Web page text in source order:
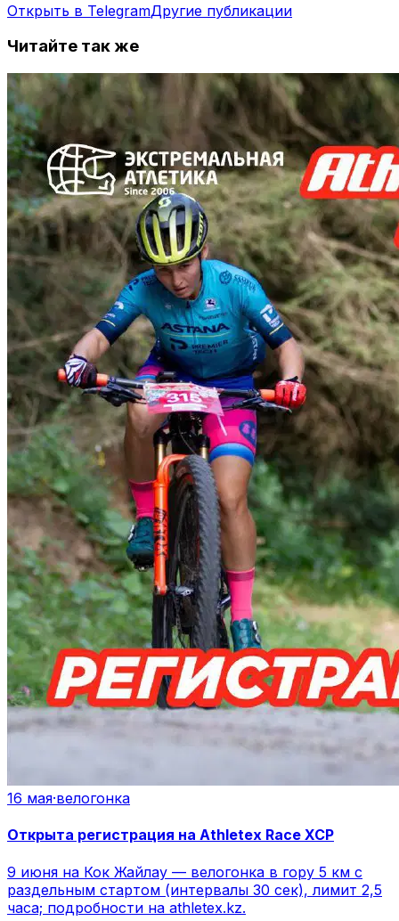
Открыть в TelegramДругие публикации
Читайте так же
16 мая·велогонка
Открыта регистрация на Athletex Race XCP
9 июня на Кок Жайлау — велогонка в гору 5 км с
раздельным стартом (интервалы 30 сек), лимит 2,5
часа; подробности на athletex.kz.